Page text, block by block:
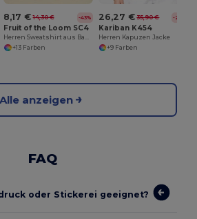
8,17 € 14,30 € -43%
Fruit of the Loom SC4
Herren Sweatshirt aus Baumwolle mit Raglanärmeln
+13 Farben
26,27 € 35,90 € -27%
Kariban K454
Herren Kapuzen Jacke
+9 Farben
Alle anzeigen
FAQ
oder Stickerei geeignet?